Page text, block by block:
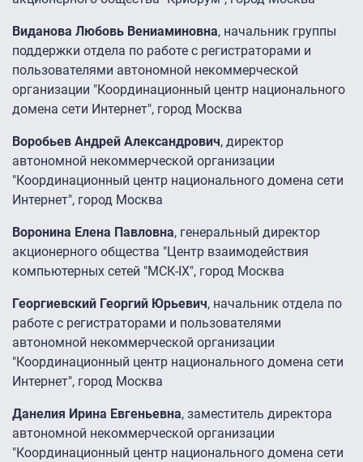
Виданова Любовь Вениаминовна, начальник группы
поддержки отдела по работе с регистраторами и
пользователями автономной некоммерческой
организации "Координационный центр национального
домена сети Интернет", город Москва
Воробьев Андрей Александрович, директор
автономной некоммерческой организации
"Координационный центр национального домена сети
Интернет", город Москва
Воронина Елена Павловна, генеральный директор
акционерного общества "Центр взаимодействия
компьютерных сетей "МСК-IX", город Москва
Георгиевский Георгий Юрьевич, начальник отдела по
работе с регистраторами и пользователями
автономной некоммерческой организации
"Координационный центр национального домена сети
Интернет", город Москва
Данелия Ирина Евгеньевна, заместитель директора
автономной некоммерческой организации
"Координационный центр национального домена сети